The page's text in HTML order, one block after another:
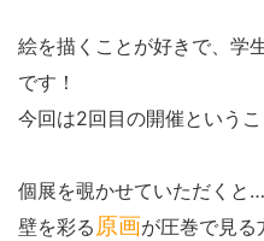
絵を描くことが好きで、学
です！
今回は2回目の開催という
個展を覗かせていただくと…
壁を彩る 原画が圧巻で見